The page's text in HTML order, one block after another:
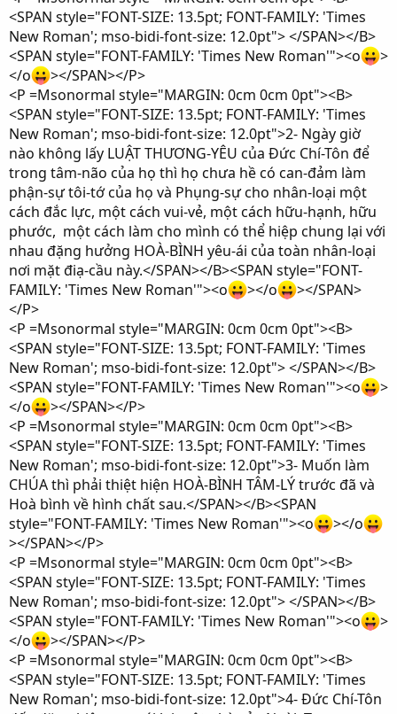
<SPAN style="FONT-SIZE: 13.5pt; FONT-FAMILY: 'Times
New Roman'; mso-bidi-font-size: 12.0pt"> </SPAN></B>
<SPAN style="FONT-FAMILY: 'Times New Roman'"><o
>
</o
></SPAN></P>
<P =Msonormal style="MARGIN: 0cm 0cm 0pt"><B>
<SPAN style="FONT-SIZE: 13.5pt; FONT-FAMILY: 'Times
New Roman'; mso-bidi-font-size: 12.0pt">2- Ngày giờ
nào không lấy LUẬT THƯƠNG-YÊU của Đức Chí-Tôn để
trong tâm-não của họ thì họ chưa hề có can-đảm làm
phận-sự tôi-tớ của họ và Phụng-sự cho nhân-loại một
cách đắc lực, một cách vui-vẻ, một cách hữu-hạnh, hữu
phước, một cách làm cho mình có thể hiệp chung lại với
nhau đặng hưởng HOÀ-BÌNH yêu-ái của toàn nhân-loại
nơi mặt điạ-cầu này.</SPAN></B><SPAN style="FONT-
FAMILY: 'Times New Roman'"><o
></o
></SPAN>
</P>
<P =Msonormal style="MARGIN: 0cm 0cm 0pt"><B>
<SPAN style="FONT-SIZE: 13.5pt; FONT-FAMILY: 'Times
New Roman'; mso-bidi-font-size: 12.0pt"> </SPAN></B>
<SPAN style="FONT-FAMILY: 'Times New Roman'"><o
>
</o
></SPAN></P>
<P =Msonormal style="MARGIN: 0cm 0cm 0pt"><B>
<SPAN style="FONT-SIZE: 13.5pt; FONT-FAMILY: 'Times
New Roman'; mso-bidi-font-size: 12.0pt">3- Muốn làm
CHÚA thì phải thiệt hiện HOÀ-BÌNH TÂM-LÝ trước đã và
Hoà bình về hình chất sau.</SPAN></B><SPAN
style="FONT-FAMILY: 'Times New Roman'"><o
></o
></SPAN></P>
<P =Msonormal style="MARGIN: 0cm 0cm 0pt"><B>
<SPAN style="FONT-SIZE: 13.5pt; FONT-FAMILY: 'Times
New Roman'; mso-bidi-font-size: 12.0pt"> </SPAN></B>
<SPAN style="FONT-FAMILY: 'Times New Roman'"><o
>
</o
></SPAN></P>
<P =Msonormal style="MARGIN: 0cm 0cm 0pt"><B>
<SPAN style="FONT-SIZE: 13.5pt; FONT-FAMILY: 'Times
New Roman'; mso-bidi-font-size: 12.0pt">4- Đức Chí-Tôn